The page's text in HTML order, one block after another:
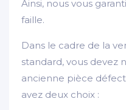
Ainsi, nous vous
faille.
Dans le cadre de la
standard, vous devez
ancienne pièce
avez deux choix :